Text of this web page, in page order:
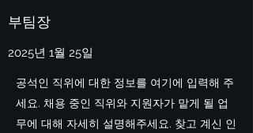
부팀장
2025년 1월 25일
공석인 직위에 대한 정보를 여기에 입력해 주
세요. 채용 중인 직위와 지원자가 맡게 될 업
무에 대해 자세히 설명해주세요. 찾고 계신 인